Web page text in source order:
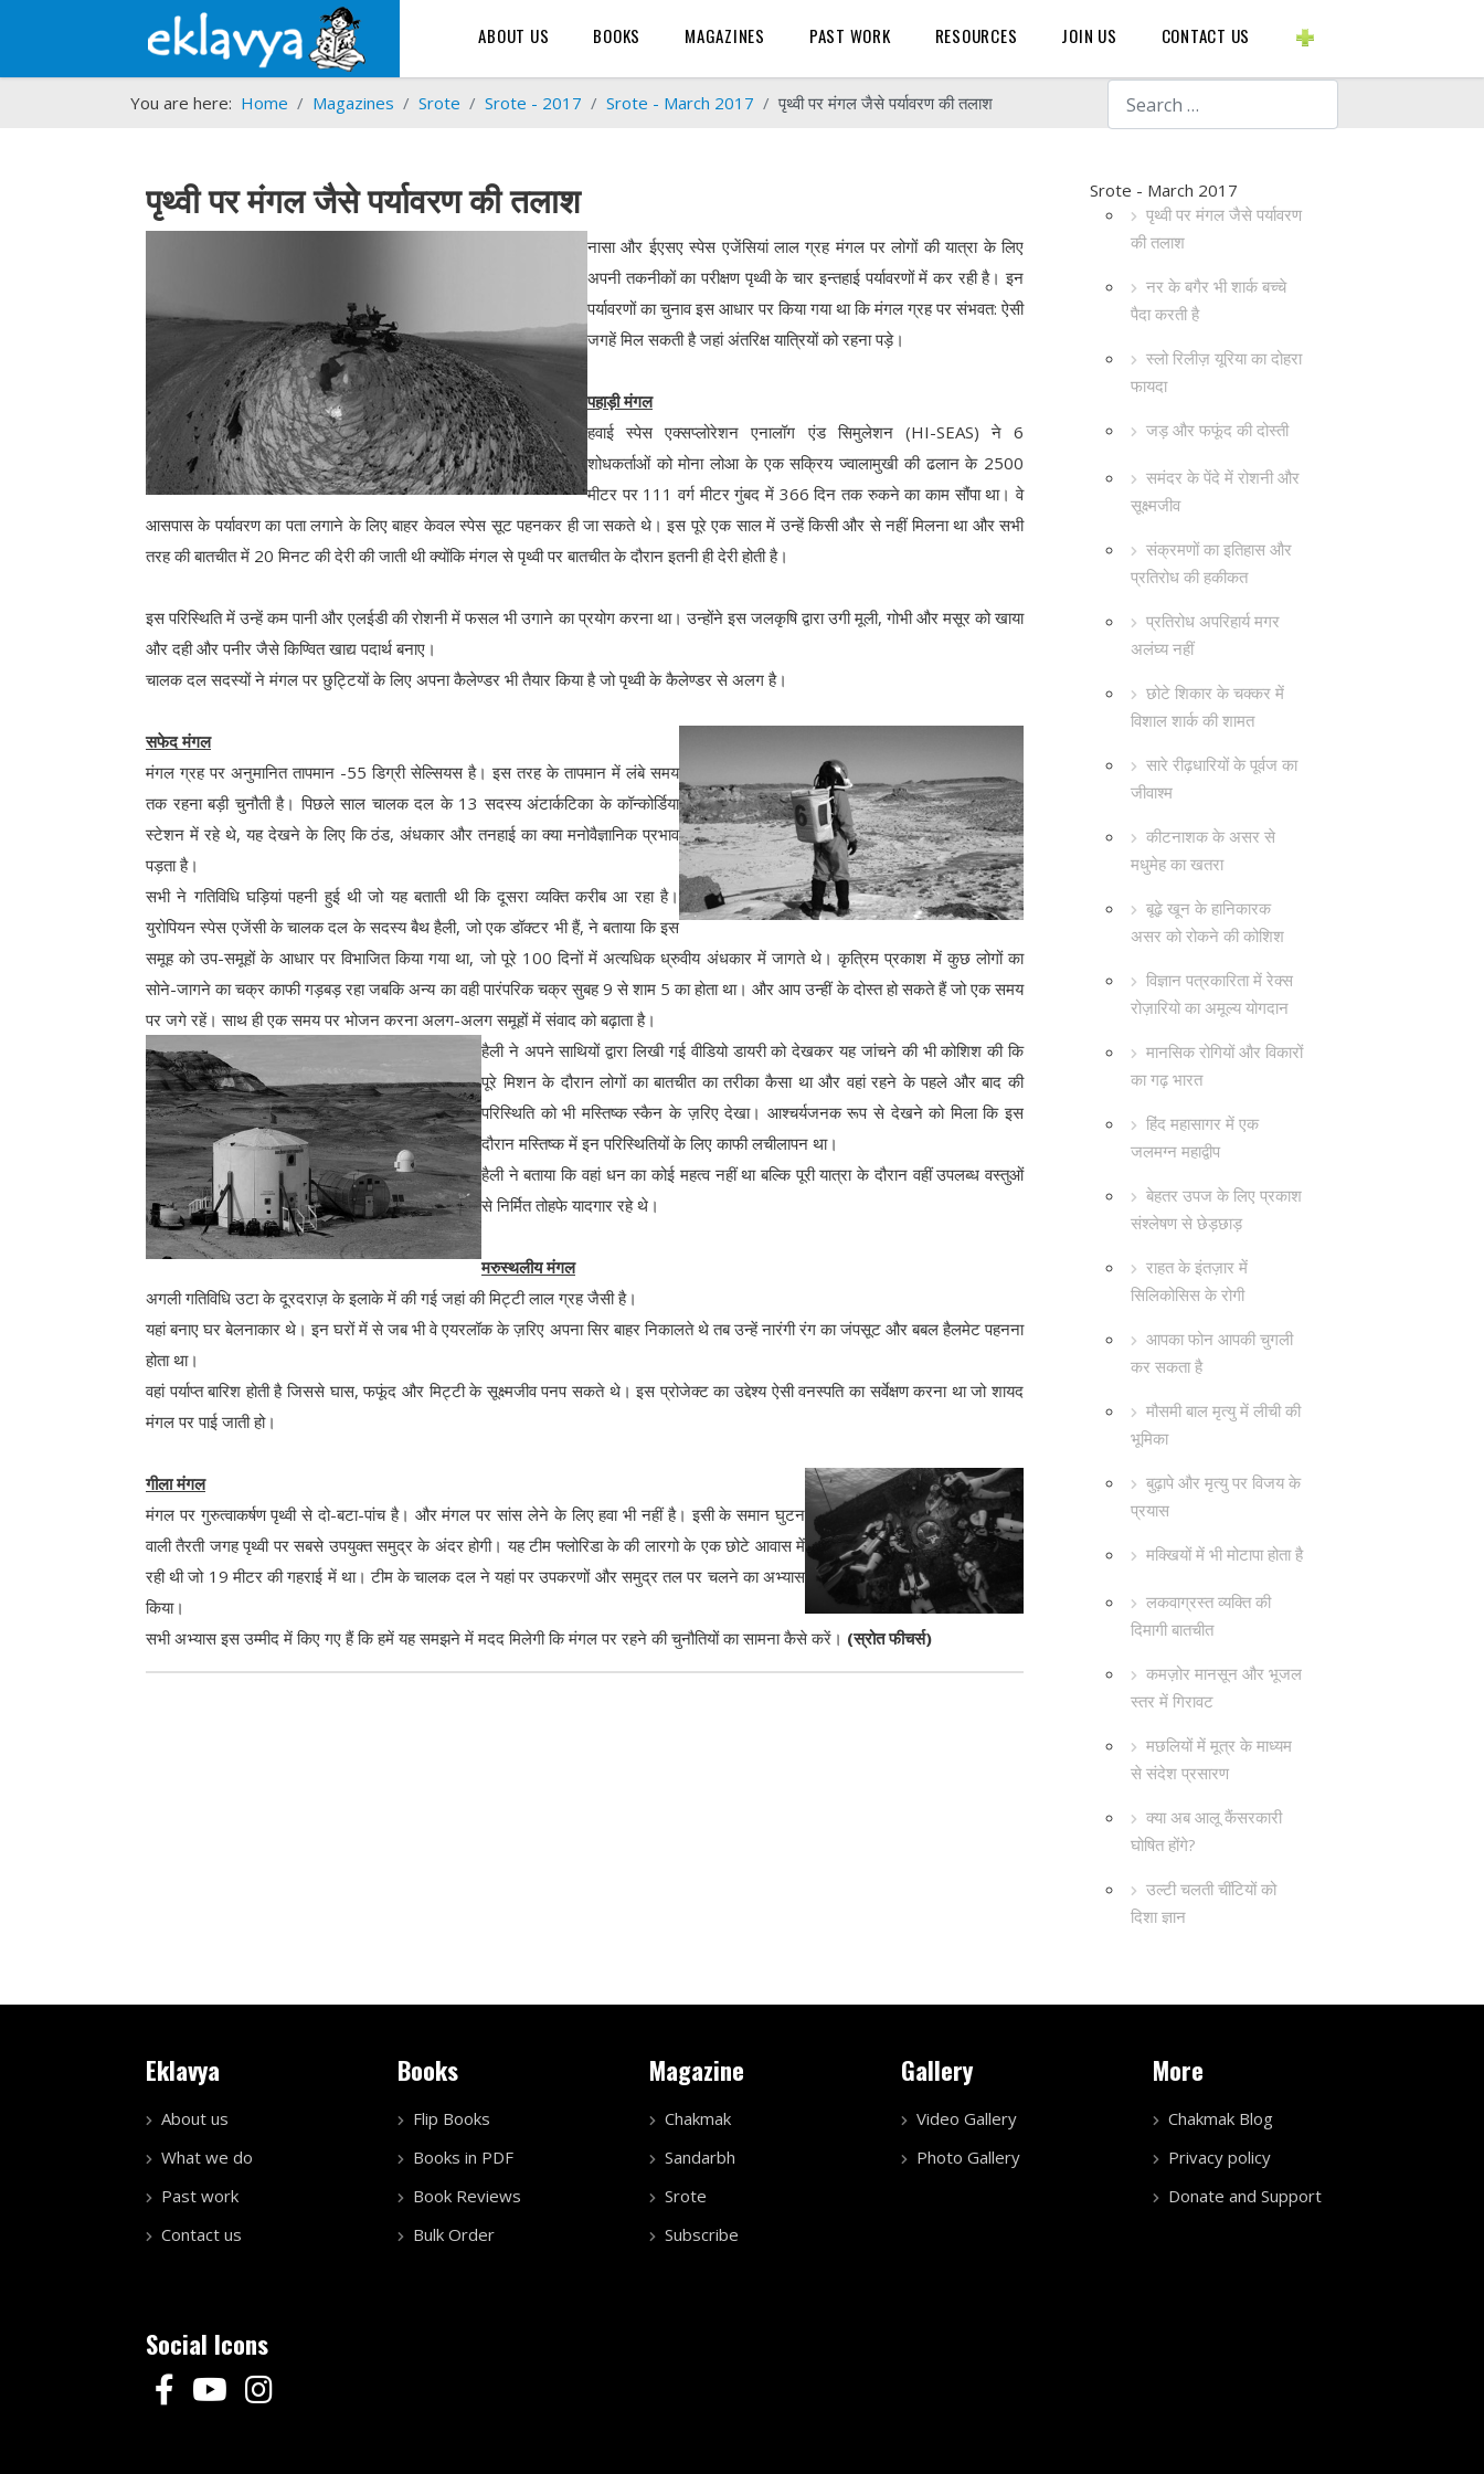
Search
ABOUT US BOOKS MAGAZINES PAST WORK RESOURCES JOIN US CONTACT US
You are here: Home Magazines Srote Srote - 2017 Srote - March 2017 पृथ्वी पर मंगल जैसे पर्यावरण की तलाश
Srote - March 2017
पृथ्वी पर मंगल जैसे पर्यावरण
की तलाश
नर के बगैर भी शार्क बच्चे
पैदा करती है
स्लो रिलीज़ यूरिया का दोहरा
फायदा
जड़ और फफूंद की दोस्ती
समंदर के पेंदे में रोशनी और
सूक्ष्मजीव
संक्रमणों का इतिहास और
प्रतिरोध की हकीकत
प्रतिरोध अपरिहार्य मगर
अलंघ्य नहीं
छोटे शिकार के चक्कर में
विशाल शार्क की शामत
सारे रीढ़धारियों के पूर्वज का
जीवाश्म
कीटनाशक के असर से
मधुमेह का खतरा
बूढ़े खून के हानिकारक
असर को रोकने की कोशिश
विज्ञान पत्रकारिता में रेक्स
रोज़ारियो का अमूल्य योगदान
मानसिक रोगियों और विकारों
का गढ़ भारत
हिंद महासागर में एक
जलमग्न महाद्वीप
बेहतर उपज के लिए प्रकाश
संश्लेषण से छेड़छाड़
राहत के इंतज़ार में
सिलिकोसिस के रोगी
आपका फोन आपकी चुगली
कर सकता है
मौसमी बाल मृत्यु में लीची की
भूमिका
बुढ़ापे और मृत्यु पर विजय के
प्रयास
मक्खियों में भी मोटापा होता है
लकवाग्रस्त व्यक्ति की
दिमागी बातचीत
कमज़ोर मानसून और भूजल
स्तर में गिरावट
मछलियों में मूत्र के माध्यम
से संदेश प्रसारण
क्या अब आलू कैंसरकारी
घोषित होंगे?
उल्टी चलती चींटियों को
दिशा ज्ञान
पृथ्वी पर मंगल जैसे पर्यावरण की तलाश
नासा और ईएसए स्पेस एजेंसियां लाल ग्रह मंगल पर लोगों की यात्रा के लिए
अपनी तकनीकों का परीक्षण पृथ्वी के चार इन्तहाई पर्यावरणों में कर रही है। इन
पर्यावरणों का चुनाव इस आधार पर किया गया था कि मंगल ग्रह पर संभवत: ऐसी
जगहें मिल सकती है जहां अंतरिक्ष यात्रियों को रहना पड़े।
पहाड़ी मंगल
हवाई स्पेस एक्सप्लोरेशन एनालॉग एंड सिमुलेशन (HI-SEAS) ने 6
शोधकर्ताओं को मोना लोआ के एक सक्रिय ज्वालामुखी की ढलान के 2500
मीटर पर 111 वर्ग मीटर गुंबद में 366 दिन तक रुकने का काम सौंपा था। वे
आसपास के पर्यावरण का पता लगाने के लिए बाहर केवल स्पेस सूट पहनकर ही जा सकते थे। इस पूरे एक साल में उन्हें किसी और से नहीं मिलना था और सभी
तरह की बातचीत में 20 मिनट की देरी की जाती थी क्योंकि मंगल से पृथ्वी पर बातचीत के दौरान इतनी ही देरी होती है।
इस परिस्थिति में उन्हें कम पानी और एलईडी की रोशनी में फसल भी उगाने का प्रयोग करना था। उन्होंने इस जलकृषि द्वारा उगी मूली, गोभी और मसूर को खाया
और दही और पनीर जैसे किण्वित खाद्य पदार्थ बनाए।
चालक दल सदस्यों ने मंगल पर छुट्टियों के लिए अपना कैलेण्डर भी तैयार किया है जो पृथ्वी के कैलेण्डर से अलग है।
सफेद मंगल
मंगल ग्रह पर अनुमानित तापमान -55 डिग्री सेल्सियस है। इस तरह के तापमान में लंबे समय
तक रहना बड़ी चुनौती है। पिछले साल चालक दल के 13 सदस्य अंटार्कटिका के कॉन्कोर्डिया
स्टेशन में रहे थे, यह देखने के लिए कि ठंड, अंधकार और तनहाई का क्या मनोवैज्ञानिक प्रभाव
पड़ता है।
सभी ने गतिविधि घड़ियां पहनी हुई थी जो यह बताती थी कि दूसरा व्यक्ति करीब आ रहा है।
युरोपियन स्पेस एजेंसी के चालक दल के सदस्य बैथ हैली, जो एक डॉक्टर भी हैं, ने बताया कि इस
समूह को उप-समूहों के आधार पर विभाजित किया गया था, जो पूरे 100 दिनों में अत्यधिक ध्रुवीय अंधकार में जागते थे। कृत्रिम प्रकाश में कुछ लोगों का
सोने-जागने का चक्र काफी गड़बड़ रहा जबकि अन्य का वही पारंपरिक चक्र सुबह 9 से शाम 5 का होता था। और आप उन्हीं के दोस्त हो सकते हैं जो एक समय
पर जगे रहें। साथ ही एक समय पर भोजन करना अलग-अलग समूहों में संवाद को बढ़ाता है।
हैली ने अपने साथियों द्वारा लिखी गई वीडियो डायरी को देखकर यह जांचने की भी कोशिश की कि
पूरे मिशन के दौरान लोगों का बातचीत का तरीका कैसा था और वहां रहने के पहले और बाद की
परिस्थिति को भी मस्तिष्क स्कैन के ज़रिए देखा। आश्चर्यजनक रूप से देखने को मिला कि इस
दौरान मस्तिष्क में इन परिस्थितियों के लिए काफी लचीलापन था।
हैली ने बताया कि वहां धन का कोई महत्व नहीं था बल्कि पूरी यात्रा के दौरान वहीं उपलब्ध वस्तुओं
से निर्मित तोहफे यादगार रहे थे।
मरुस्थलीय मंगल
अगली गतिविधि उटा के दूरदराज़ के इलाके में की गई जहां की मिट्टी लाल ग्रह जैसी है।
यहां बनाए घर बेलनाकार थे। इन घरों में से जब भी वे एयरलॉक के ज़रिए अपना सिर बाहर निकालते थे तब उन्हें नारंगी रंग का जंपसूट और बबल हैलमेट पहनना
होता था।
वहां पर्याप्त बारिश होती है जिससे घास, फफूंद और मिट्टी के सूक्ष्मजीव पनप सकते थे। इस प्रोजेक्ट का उद्देश्य ऐसी वनस्पति का सर्वेक्षण करना था जो शायद
मंगल पर पाई जाती हो।
गीला मंगल
मंगल पर गुरुत्वाकर्षण पृथ्वी से दो-बटा-पांच है। और मंगल पर सांस लेने के लिए हवा भी नहीं है। इसी के समान घुटन
वाली तैरती जगह पृथ्वी पर सबसे उपयुक्त समुद्र के अंदर होगी। यह टीम फ्लोरिडा के की लारगो के एक छोटे आवास में
रही थी जो 19 मीटर की गहराई में था। टीम के चालक दल ने यहां पर उपकरणों और समुद्र तल पर चलने का अभ्यास
किया।
सभी अभ्यास इस उम्मीद में किए गए हैं कि हमें यह समझने में मदद मिलेगी कि मंगल पर रहने की चुनौतियों का सामना कैसे करें। (स्रोत फीचर्स)
Eklavya
About us
What we do
Past work
Contact us
Books
Flip Books
Books in PDF
Book Reviews
Bulk Order
Magazine
Chakmak
Sandarbh
Srote
Subscribe
Gallery
Video Gallery
Photo Gallery
More
Chakmak Blog
Privacy policy
Donate and Support
Social Icons